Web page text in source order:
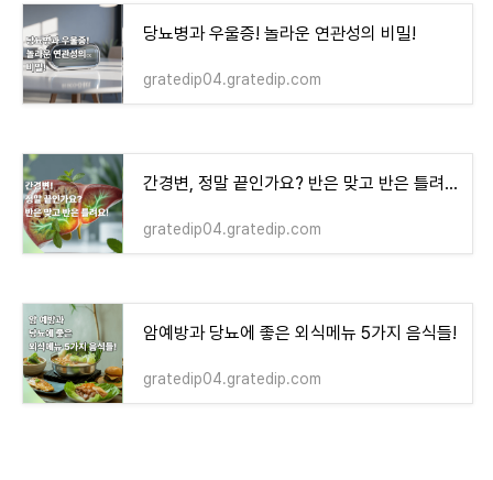
당뇨병과 우울증! 놀라운 연관성의 비밀!
gratedip04.gratedip.com
간경변, 정말 끝인가요? 반은 맞고 반은 틀려요!
gratedip04.gratedip.com
암예방과 당뇨에 좋은 외식메뉴 5가지 음식들!
gratedip04.gratedip.com